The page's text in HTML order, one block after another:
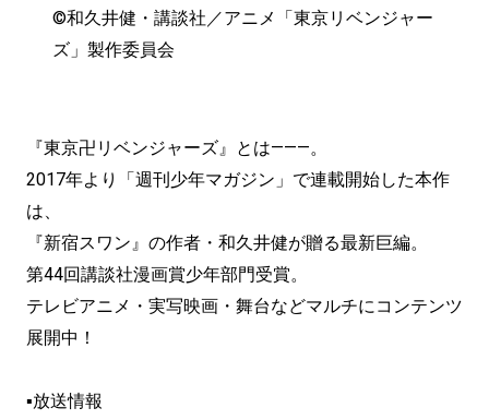
©和久井健・講談社／アニメ「東京リベンジャー
ズ」製作委員会
『東京卍リベンジャーズ』とは———。
2017年より「週刊少年マガジン」で連載開始した本作
は、
『新宿スワン』の作者・和久井健が贈る最新巨編。
第44回講談社漫画賞少年部門受賞。
テレビアニメ・実写映画・舞台などマルチにコンテンツ
展開中！
▪放送情報